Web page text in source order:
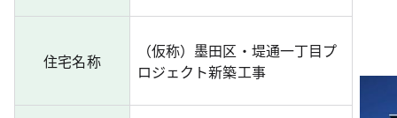
住宅名称
（仮称）墨田区・堤通一丁目プ
ロジェクト新築工事